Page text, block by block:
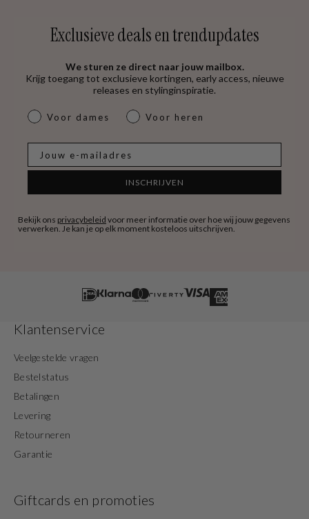
Exclusieve deals en trendupdates
We sturen ze direct naar jouw mailbox.
Krijg toegang tot exclusieve kortingen, early access, nieuwe
releases en stylinginspiratie.
dames & heren
Voor dames Voor heren
INSCHRIJVEN
Bekijk ons privacybeleid voor meer informatie over hoe wij jouw gegevens
verwerken. Je kan je op elk moment kosteloos uitschrijven.
Klantenservice
Veelgestelde vragen
Bestelstatus
Betalingen
Levering
Retourneren
Garantie
Giftcards en promoties